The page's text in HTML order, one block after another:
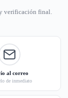
verificación final.
al correo
de inmediato